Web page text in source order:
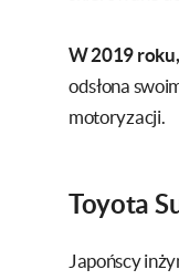
W 2019
odsłona
motoryzacji.
Toyota
Japońscy